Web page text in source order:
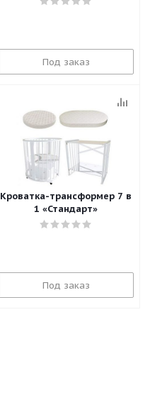
Под заказ
Кроватка-трансформер 7 в
1 «Стандарт»
Под заказ